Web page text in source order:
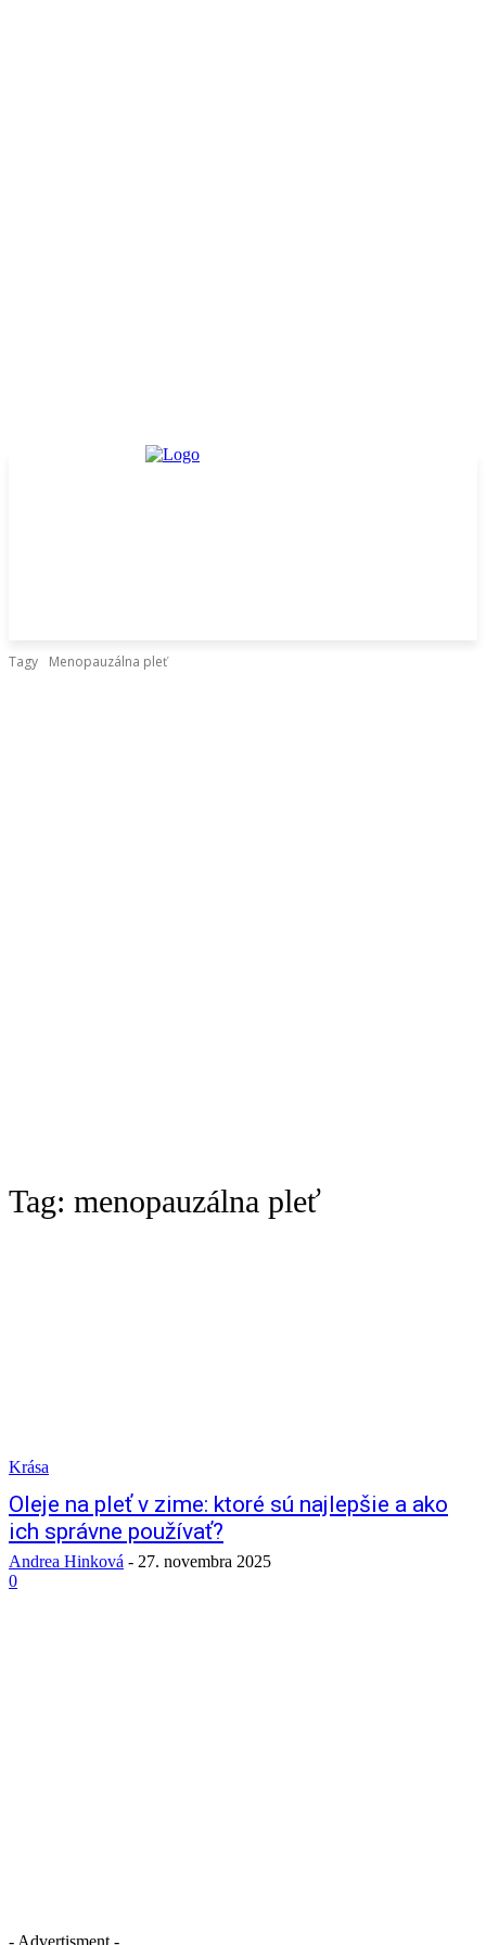
Tagy Menopauzálna pleť
Tag: menopauzálna pleť
Krása
Oleje na pleť v zime: ktoré sú najlepšie a ako
ich správne používať?
Andrea Hinková - 27. novembra 2025
0
- Advertisment -